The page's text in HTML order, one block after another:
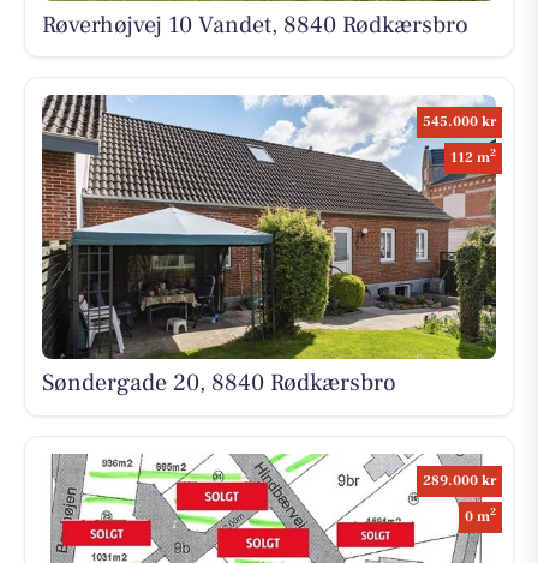
Røverhøjvej 10 Vandet, 8840 Rødkærsbro
545.000 kr
112 m2
Søndergade 20, 8840 Rødkærsbro
289.000 kr
0 m2